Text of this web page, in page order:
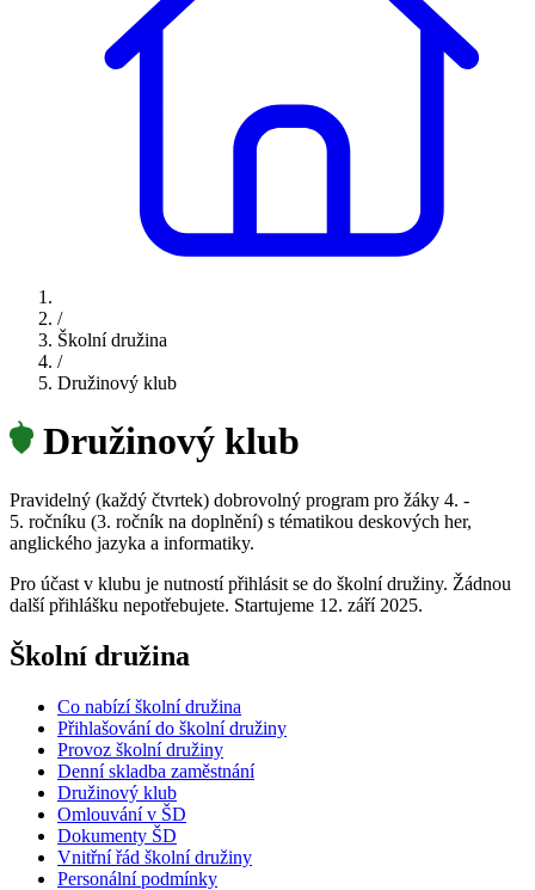
/
Školní družina
/
Družinový klub
Družinový klub
Pravidelný (každý čtvrtek) dobrovolný program pro žáky 4. -
5. ročníku (3. ročník na doplnění) s tématikou deskových her,
anglického jazyka a informatiky.
Pro účast v klubu je nutností přihlásit se do školní družiny. Žádnou
další přihlášku nepotřebujete. Startujeme 12. září 2025.
Školní družina
Co nabízí školní družina
Přihlašování do školní družiny
Provoz školní družiny
Denní skladba zaměstnání
Družinový klub
Omlouvání v ŠD
Dokumenty ŠD
Vnitřní řád školní družiny
Personální podmínky